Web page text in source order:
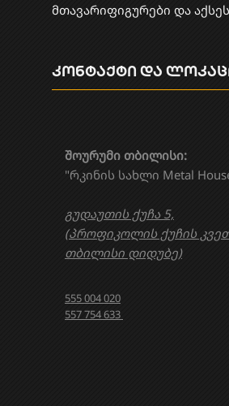
მთავარიფიგურები და
შოურუმი თბილისი:
"რკინის სახლი Metal
გუდაუთის ქუჩა 5,
(პროფიკოლის ქუჩის
თბილისი დიდუბე)
555 004 020
557 754 633
კონტაქტი და